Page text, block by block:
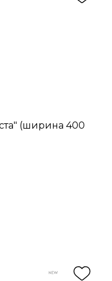
(ширина 400